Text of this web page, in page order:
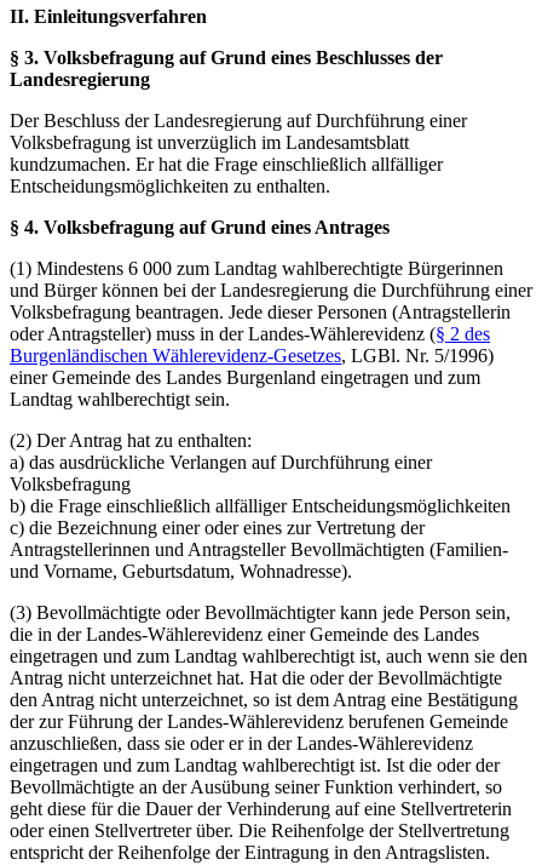
II. Einleitungsverfahren
§ 3. Volksbefragung auf Grund eines Beschlusses der
Landesregierung
Der Beschluss der Landesregierung auf Durchführung einer
Volksbefragung ist unverzüglich im Landesamtsblatt
kundzumachen. Er hat die Frage einschließlich allfälliger
Entscheidungsmöglichkeiten zu enthalten.
§ 4. Volksbefragung auf Grund eines Antrages
(1) Mindestens 6 000 zum Landtag wahlberechtigte Bürgerinnen
und Bürger können bei der Landesregierung die Durchführung einer
Volksbefragung beantragen. Jede dieser Personen (Antragstellerin
oder Antragsteller) muss in der Landes-Wählerevidenz (§ 2 des
Burgenländischen Wählerevidenz-Gesetzes, LGBl. Nr. 5/1996)
einer Gemeinde des Landes Burgenland eingetragen und zum
Landtag wahlberechtigt sein.
(2) Der Antrag hat zu enthalten:
a) das ausdrückliche Verlangen auf Durchführung einer
Volksbefragung
b) die Frage einschließlich allfälliger Entscheidungsmöglichkeiten
c) die Bezeichnung einer oder eines zur Vertretung der
Antragstellerinnen und Antragsteller Bevollmächtigten (Familien-
und Vorname, Geburtsdatum, Wohnadresse).
(3) Bevollmächtigte oder Bevollmächtigter kann jede Person sein,
die in der Landes-Wählerevidenz einer Gemeinde des Landes
eingetragen und zum Landtag wahlberechtigt ist, auch wenn sie den
Antrag nicht unterzeichnet hat. Hat die oder der Bevollmächtigte
den Antrag nicht unterzeichnet, so ist dem Antrag eine Bestätigung
der zur Führung der Landes-Wählerevidenz berufenen Gemeinde
anzuschließen, dass sie oder er in der Landes-Wählerevidenz
eingetragen und zum Landtag wahlberechtigt ist. Ist die oder der
Bevollmächtigte an der Ausübung seiner Funktion verhindert, so
geht diese für die Dauer der Verhinderung auf eine Stellvertreterin
oder einen Stellvertreter über. Die Reihenfolge der Stellvertretung
entspricht der Reihenfolge der Eintragung in den Antragslisten.